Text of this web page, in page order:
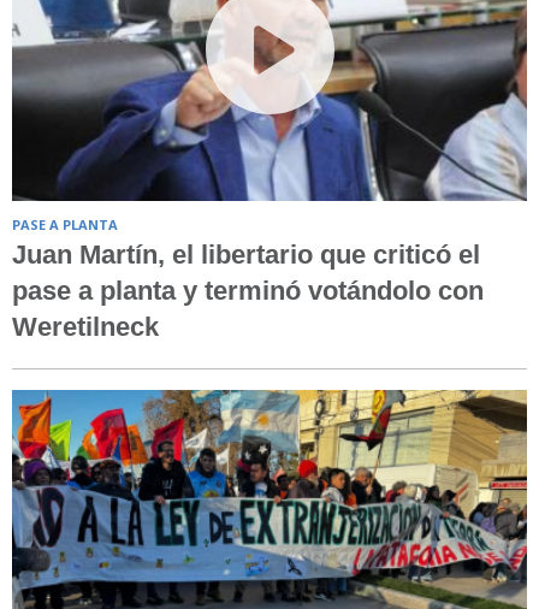
PASE A PLANTA
Juan Martín, el libertario que criticó el
pase a planta y terminó votándolo con
Weretilneck